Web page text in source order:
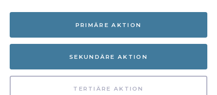
PRIMÄRE AKTION
SEKUNDÄRE AKTION
TERTIÄRE AKTION